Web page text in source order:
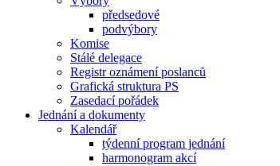
předsedové
podvýbory
Komise
Stálé delegace
Registr oznámení poslanců
Grafická struktura PS
Zasedací pořádek
Jednání a dokumenty
Kalendář
týdenní program jednání
harmonogram akcí